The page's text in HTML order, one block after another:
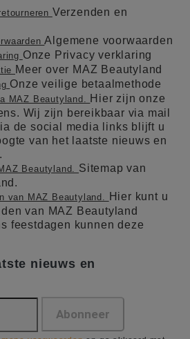
Verzenden en
Algemene voorwaarden
Onze Privacy verklaring
Meer over MAZ Beautyland
Onze veilige betaalmethode
MAZ Beautyland.
Hier zijn onze
Wij zijn bereikbaar via mail
de social media links blijft u
van het laatste nieuws en
Beautyland. Sitemap van
van MAZ Beautyland.
Hier kunt u
van MAZ Beautyland
feestdagen kunnen deze
nieuws en